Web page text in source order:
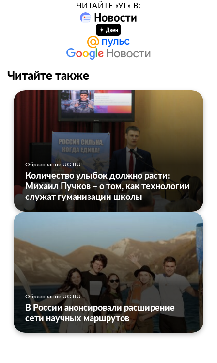
ЧИТАЙТЕ «УГ» В:
Читайте также
Образование UG.RU
Количество улыбок должно расти:
Михаил Пучков – о том, как технологии
служат гуманизации школы
Образование UG.RU
В России анонсировали расширение
сети научных маршрутов